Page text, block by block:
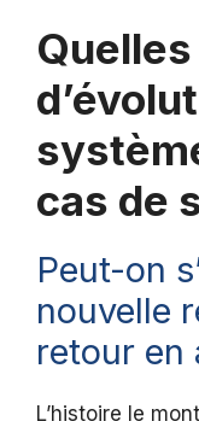
cas de
Peut-on
nouvelle
retour en
L’histoire le